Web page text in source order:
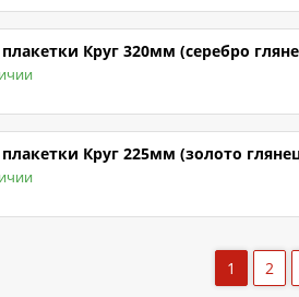
Круг 320мм (серебро
Круг 225мм (золото
1 2